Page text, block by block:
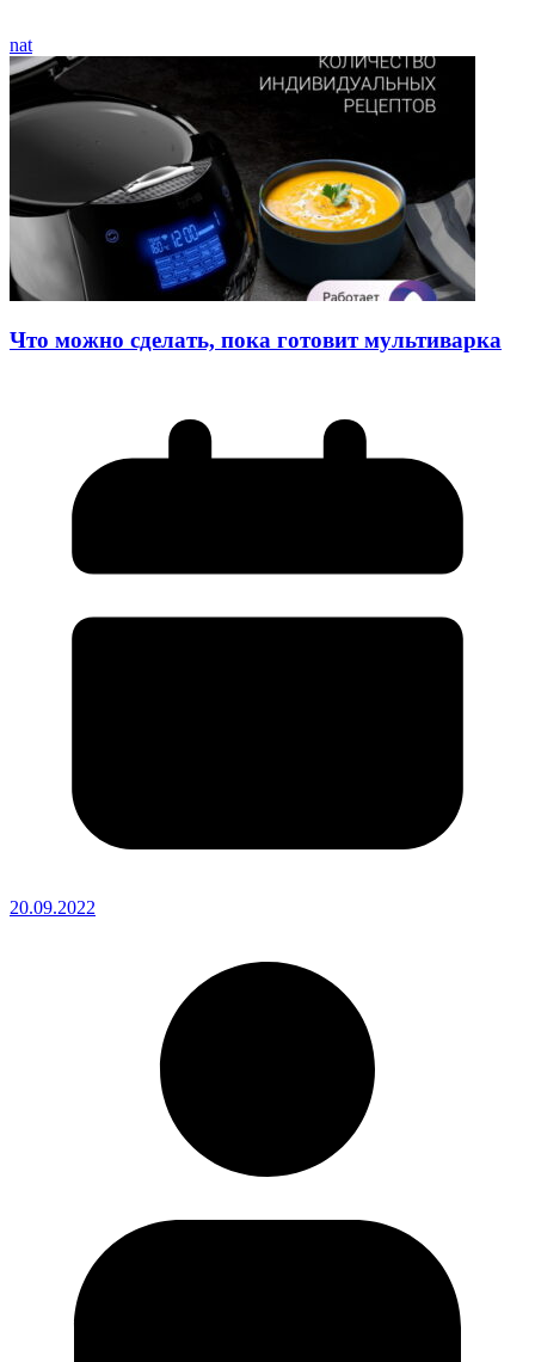
nat
Что можно сделать, пока готовит мультиварка
20.09.2022